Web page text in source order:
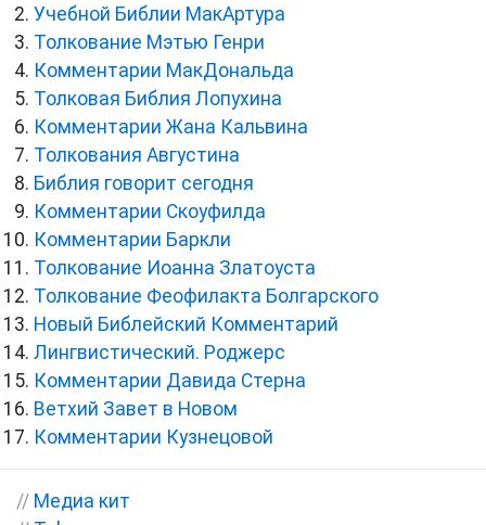
Учебной Библии МакАртура
Толкование Мэтью Генри
Комментарии МакДональда
Толковая Библия Лопухина
Комментарии Жана Кальвина
Толкования Августина
Библия говорит сегодня
Комментарии Скоуфилда
Комментарии Баркли
Толкование Иоанна Златоуста
Толкование Феофилакта Болгарского
Новый Библейский Комментарий
Лингвистический. Роджерс
Комментарии Давида Стерна
Ветхий Завет в Новом
Комментарии Кузнецовой
// Медиа кит